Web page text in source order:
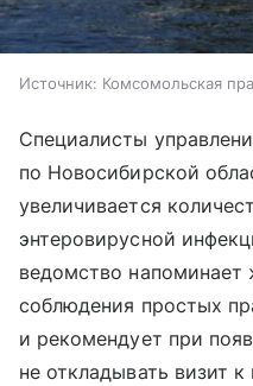
Источник: Комсомольская
Специалисты
по Новосибирской
увеличивается
энтеровирусной
ведомство
соблюдения простых
и рекомендует при
не откладывать визит к